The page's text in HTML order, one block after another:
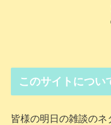
このサイトについ
皆様の明日の雑談の